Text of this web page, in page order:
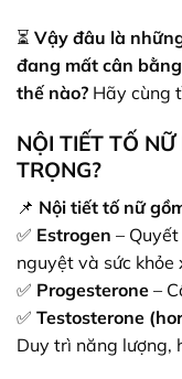
⏳ Vậy đâu là
đang mất cân
thế nào? Hãy cùng
NỘI TIẾT TỐ
TRỌNG?
📌 Nội tiết tố nữ
✅ Estrogen –
nguyệt và sức khỏe
✅ Progesterone –
✅ Testosterone
Duy trì năng lượng,